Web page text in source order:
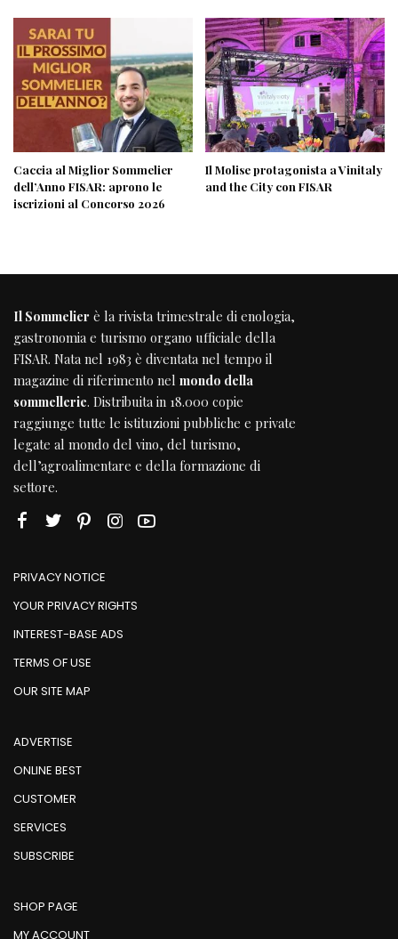
Caccia al Miglior Sommelier
dell’Anno FISAR: aprono le
iscrizioni al Concorso 2026
Il Molise protagonista a Vinitaly
and the City con FISAR
Il Sommelier è la rivista trimestrale di enologia,
gastronomia e turismo organo ufficiale della
FISAR. Nata nel 1983 è diventata nel tempo il
magazine di riferimento nel mondo della
sommellerie. Distribuita in 18.000 copie
raggiunge tutte le istituzioni pubbliche e private
legate al mondo del vino, del turismo,
dell’agroalimentare e della formazione di
settore.
PRIVACY NOTICE
YOUR PRIVACY RIGHTS
INTEREST-BASE ADS
TERMS OF USE
OUR SITE MAP
ADVERTISE
ONLINE BEST
CUSTOMER
SERVICES
SUBSCRIBE
SHOP PAGE
MY ACCOUNT